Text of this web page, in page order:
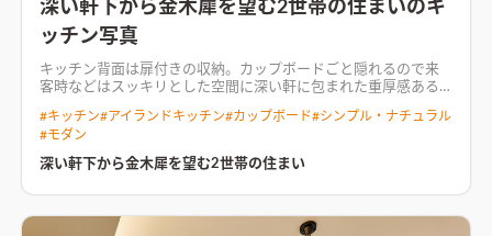
深い軒下から金木犀を望む2世帯の住まいのキ
ッチン写真
キッチン背面は扉付きの収納。カップボードごと隠れるので来
客時などはスッキリとした空間に深い軒に包まれた重厚感ある
へのつながりを持たせ空間の広がりを得た。 深い軒下が室内・
天井や配灯、配色に工夫を凝らし、26.4帖という大空間の中に
間接照明がリビング全体を優しく包む。造作のTVボードが圧倒
#キッチン# アイランドキッチン#カップボード#シンプル・ナチュラル
#モダン
深い軒下から金木犀を望む2世帯の住まい